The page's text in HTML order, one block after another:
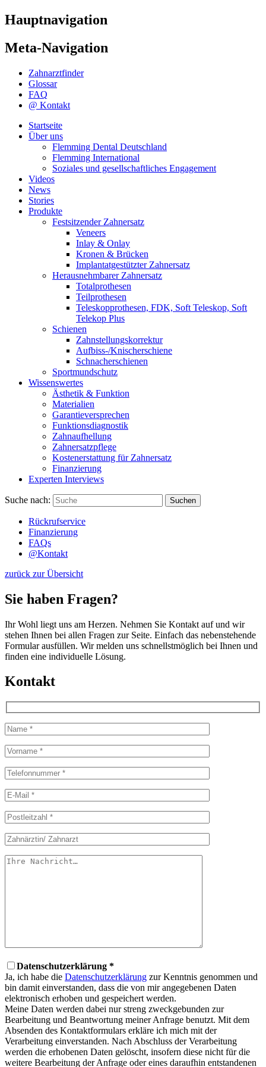
Hauptnavigation
Meta-Navigation
Zahnarztfinder
Glossar
FAQ
@ Kontakt
Startseite
Über uns
Flemming Dental Deutschland
Flemming International
Soziales und gesellschaftliches Engagement
Videos
News
Stories
Produkte
Festsitzender Zahnersatz
Veneers
Inlay & Onlay
Kronen & Brücken
Implantatgestützter Zahnersatz
Herausnehmbarer Zahnersatz
Totalprothesen
Teilprothesen
Teleskopprothesen, FDK, Soft Teleskop, Soft
Telekop Plus
Schienen
Zahnstellungskorrektur
Aufbiss-/Knischerschiene
Schnacherschienen
Sportmundschutz
Wissenswertes
Ästhetik & Funktion
Materialien
Garantieversprechen
Funktionsdiagnostik
Zahnaufhellung
Zahnersatzpflege
Kostenerstattung für Zahnersatz
Finanzierung
Experten Interviews
Suche nach: Suchen
Rückrufservice
Finanzierung
FAQs
@Kontakt
zurück zur Übersicht
Sie haben Fragen?
Ihr Wohl liegt uns am Herzen. Nehmen Sie Kontakt auf und wir
stehen Ihnen bei allen Fragen zur Seite. Einfach das nebenstehende
Formular ausfüllen. Wir melden uns schnellstmöglich bei Ihnen und
finden eine individuelle Lösung.
Kontakt
Datenschutzerklärung *
Ja, ich habe die Datenschutzerklärung zur Kenntnis genommen und
bin damit einverstanden, dass die von mir angegebenen Daten
elektronisch erhoben und gespeichert werden.
Meine Daten werden dabei nur streng zweckgebunden zur
Bearbeitung und Beantwortung meiner Anfrage benutzt. Mit dem
Absenden des Kontaktformulars erkläre ich mich mit der
Verarbeitung einverstanden. Nach Abschluss der Verarbeitung
werden die erhobenen Daten gelöscht, insofern diese nicht für die
weitere Bearbeitung der Anfrage oder eines daraufhin entstandenen